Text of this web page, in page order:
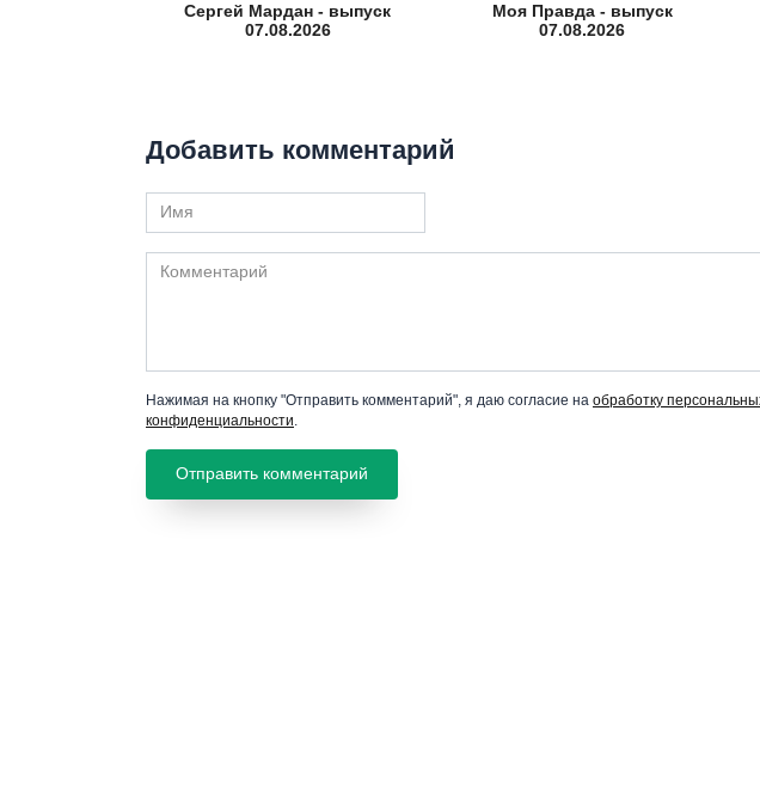
Сергей Мардан - выпуск
07.08.2026
Моя Правда - выпуск
07.08.2026
Добавить комментарий
Имя
Комментарий
Нажимая на кнопку "Отправить комментарий", я даю согласие на обработку
конфиденциальности